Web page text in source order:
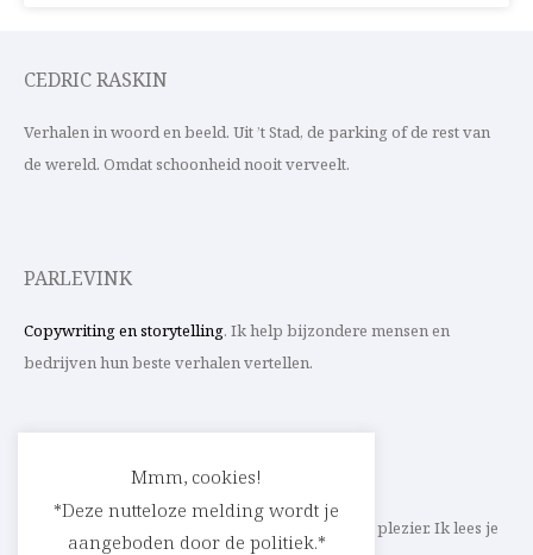
CEDRIC RASKIN
Verhalen in woord en beeld. Uit ’t Stad, de parking of de rest van
de wereld. Omdat schoonheid nooit verveelt.
PARLEVINK
Copywriting en storytelling. Ik help bijzondere mensen en
bedrijven hun beste verhalen vertellen.
Schrijf ik straks mee aan jouw verhaal? Met veel plezier. Ik lees je
Mmm, cookies!
*Deze nutteloze melding wordt je
aangeboden door de politiek.*